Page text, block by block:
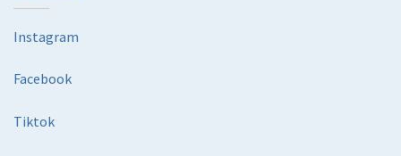
Instagram
Facebook
Tiktok